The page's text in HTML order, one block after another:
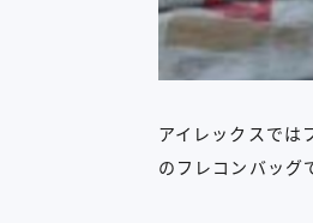
アイレックスでは
のフレコンバッグ